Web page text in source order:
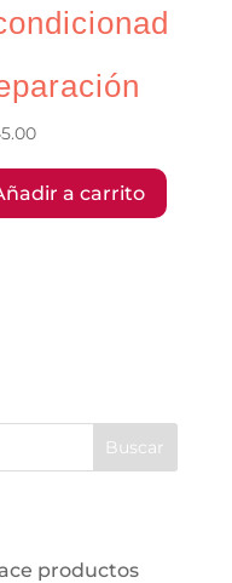
a carrito
Buscar
productos